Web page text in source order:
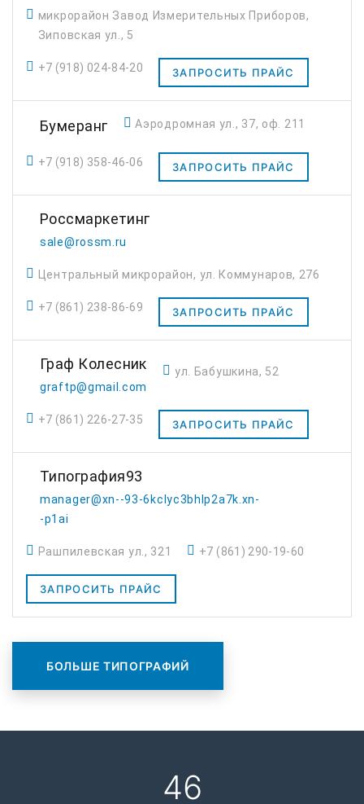
микрорайон Завод Измерительных Приборов,
Зиповская ул., 5
+7 (918) 024-84-20 ЗАПРОСИТЬ ПРАЙС
Бумеранг Аэродромная ул., 37, оф. 211
+7 (918) 358-46-06 ЗАПРОСИТЬ ПРАЙС
Россмаркетинг
sale@rossm.ru
Центральный микрорайон, ул. Коммунаров, 276
+7 (861) 238-86-69 ЗАПРОСИТЬ ПРАЙС
Граф Колесник
graftp@gmail.com
ул. Бабушкина, 52
+7 (861) 226-27-35 ЗАПРОСИТЬ ПРАЙС
Типография93
manager@xn--93-6kclyc3bhlp2a7k.xn-
-p1ai
Рашпилевская ул., 321 +7 (861) 290-19-60
ЗАПРОСИТЬ ПРАЙС
БОЛЬШЕ ТИПОГРАФИЙ
46